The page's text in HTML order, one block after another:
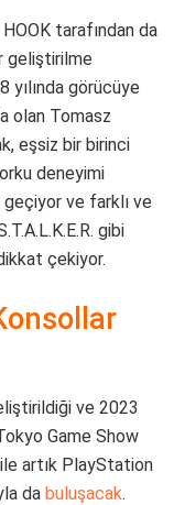
tarafından da
geliştirilme
yılında görücüye
olan Tomasz
eşsiz bir birinci
deneyimi
geçiyor ve farklı ve
gibi
çekiyor.
ve 2023
Game Show
ile artık PlayStation
da buluşacak.